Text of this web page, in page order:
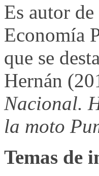
Es autor
Economía
que se
Hernán
Nacional.
la moto
Temas de